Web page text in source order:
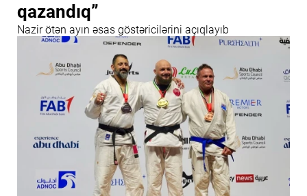
qazandıq”
Nazir ötən ayın əsas göstəricilərini açıqlayıb